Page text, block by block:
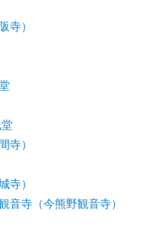
寺）
寺）
寺）
寺（今熊野観音寺）